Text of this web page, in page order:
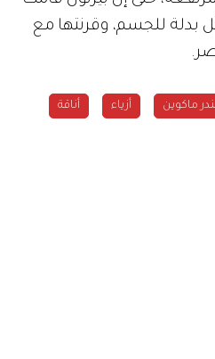
بدلة للجسم، وقرنتها مع
ماكوين أزياء أناقة